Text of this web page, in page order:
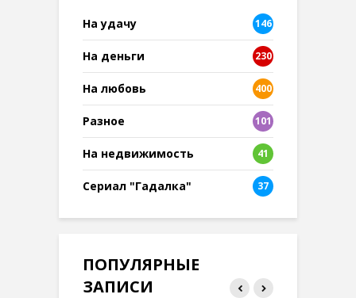
На удачу 146
На деньги 230
На любовь 400
Разное
101
8
На недвижимость 41
Сериал "Гадалка" 37
ПОПУЛЯРНЫЕ
ЗАПИСИ